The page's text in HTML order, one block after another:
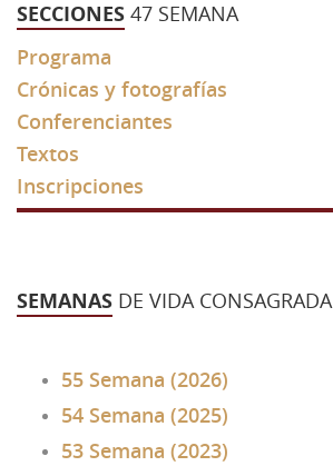
43 Semana (2014)
42 Semana (2013)
41 Semana (2012)
40 Semana (2011)
39 Semana (2010)
SECCIONES 47 SEMANA
Programa
Crónicas y fotografías
Conferenciantes
Textos
Inscripciones
SEMANAS DE VIDA CONSAGRADA
55 Semana (2026)
54 Semana (2025)
53 Semana (2023)